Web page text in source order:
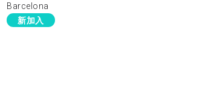
Barcelona
新加入